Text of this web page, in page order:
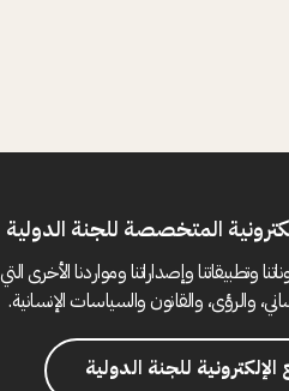
المتخصصة للجنة الدولية
وتطبيقاتنا وإصداراتنا ومواردنا الأخرى التي
والرؤى، والقانون والسياسات الإنسانية.
الإلكترونية للجنة الدولية